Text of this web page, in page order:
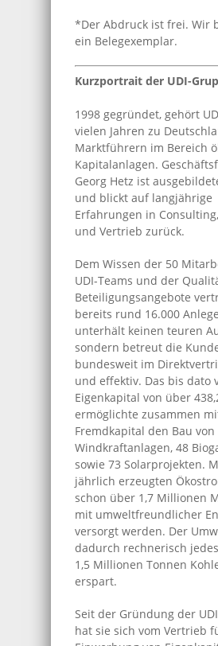
*Der Abdruck ist frei. Wir
ein Belegexemplar.
Kurzportrait der UDI-
1998 gegründet, gehört
vielen Jahren zu
Marktführern im Bereich
Kapitalanlagen.
Georg Hetz ist
und blickt auf langjährige
Erfahrungen in
und Vertrieb zurück.
Dem Wissen der 50
UDI-Teams und der
Beteiligungsangebote
bereits rund 16.000
unterhält keinen teuren
sondern betreut die
bundesweit im
und effektiv. Das bis dato
Eigenkapital von über
ermöglichte zusammen
Fremdkapital den Bau von
Windkraftanlagen, 48
sowie 73 Solarprojekten.
jährlich erzeugten
schon über 1,7 Millionen
mit umweltfreundlicher
versorgt werden. Der
dadurch rechnerisch
1,5 Millionen Tonnen
erspart.
Seit der Gründung der
hat sie sich vom Vertrieb